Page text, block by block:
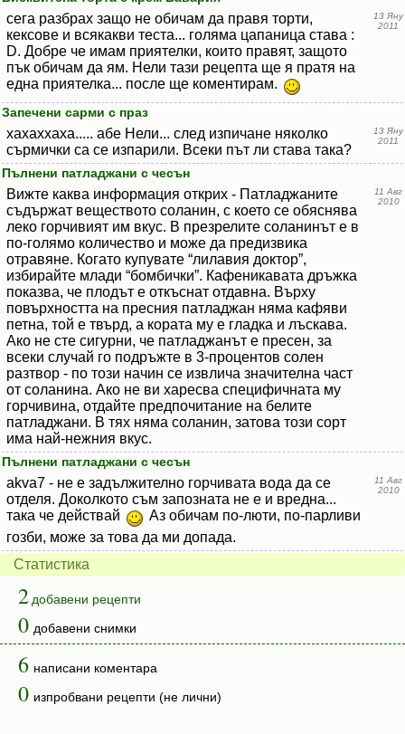
сега разбрах защо не обичам да правя торти,
кексове и всякакви теста... голяма цапаница става :
D. Добре че имам приятелки, които правят, защото
пък обичам да ям. Нели тази рецепта ще я пратя на
една приятелка... после ще коментирам.
13 Яну
2011
Запечени сарми с праз
хахаххаха..... абе Нели... след изпичане няколко
сърмички са се изпарили. Всеки път ли става така?
13 Яну
2011
Пълнени патладжани с чесън
Вижте каква информация открих - Патладжаните
съдържат веществото соланин, с което се обяснява
леко горчивият им вкус. В презрелите соланинът е в
по-голямо количество и може да предизвика
отравяне. Когато купувате “лилавия доктор”,
избирайте млади “бомбички”. Кафеникавата дръжка
показва, че плодът е откъснат отдавна. Върху
повърхността на пресния патладжан няма кафяви
петна, той е твърд, а кората му е гладка и лъскава.
Ако не сте сигурни, че патладжанът е пресен, за
всеки случай го подръжте в 3-процентов солен
разтвор - по този начин се извлича значителна част
от соланина. Ако не ви харесва специфичната му
горчивина, отдайте предпочитание на белите
патладжани. В тях няма соланин, затова този сорт
има най-нежния вкус.
11 Авг
2010
Пълнени патладжани с чесън
akva7 - не е задължително горчивата вода да се
отделя. Доколкото съм запозната не е и вредна...
така че действай
Аз обичам по-люти, по-парливи
гозби, може за това да ми допада.
11 Авг
2010
Статистика
2 добавени рецепти
0 добавени снимки
6 написани коментара
0 изпробвани рецепти (не лични)